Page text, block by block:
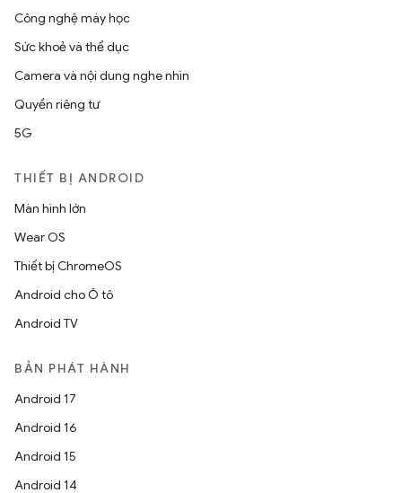
Công nghệ máy học
Sức khoẻ và thể dục
Camera và nội dung nghe nhìn
Quyền riêng tư
5G
THIẾT BỊ ANDROID
Màn hình lớn
Wear OS
Thiết bị ChromeOS
Android cho Ô tô
Android TV
BẢN PHÁT HÀNH
Android 17
Android 16
Android 15
Android 14